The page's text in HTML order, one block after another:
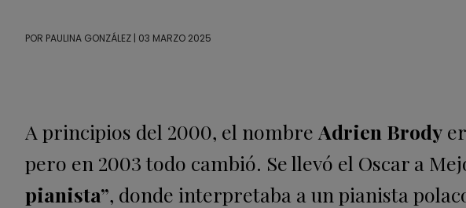
POR PAULINA GONZÁLEZ | 03 MARZO 2025
A principios del 2000, el nombre Adrien Brody
pero en 2003 todo cambió. Se llevó el Oscar a
pianista”, donde interpretaba a un pianista